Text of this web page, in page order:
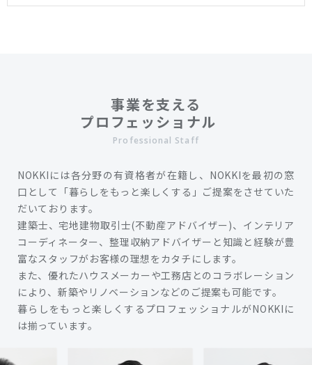
事業を支える
プロフェッショナル
Professional Staff
NOKKIには各分野の有資格者が在籍し、NOKKIを最初の窓
口として「暮らしをもっと楽しくする」ご提案をさせていた
だいております。
建築士、宅地建物取引士(不動産アドバイザー)、インテリア
コーディネーター、整理収納アドバイザーと知識と経験が豊
富なスタッフがお客様の理想をカタチにします。
また、優れたハウスメーカーや工務店とのコラボレーション
により、新築やリノベーションなどのご提案も可能です。
暮らしをもっと楽しくするプロフェッショナルがNOKKIに
は揃っています。